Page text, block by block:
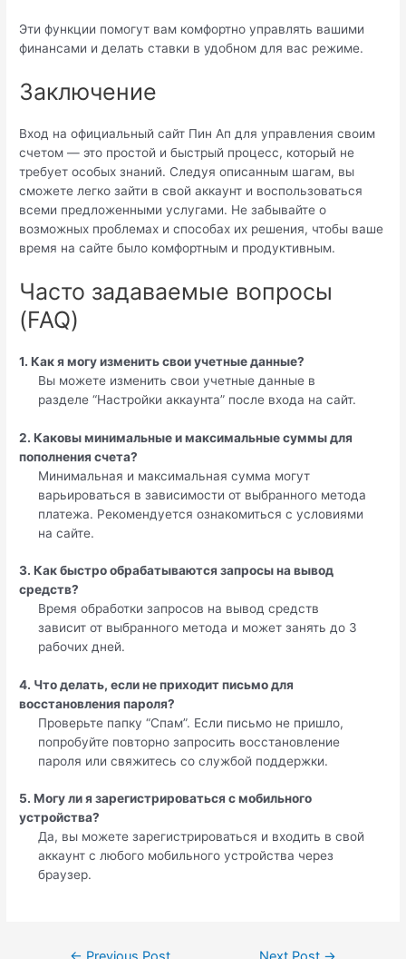
Эти функции помогут вам комфортно управлять вашими
финансами и делать ставки в удобном для вас режиме.
Заключение
Вход на официальный сайт Пин Ап для управления своим
счетом — это простой и быстрый процесс, который не
требует особых знаний. Следуя описанным шагам, вы
сможете легко зайти в свой аккаунт и воспользоваться
всеми предложенными услугами. Не забывайте о
возможных проблемах и способах их решения, чтобы ваше
время на сайте было комфортным и продуктивным.
Часто задаваемые вопросы
(FAQ)
1. Как я могу изменить свои учетные данные?
Вы можете изменить свои учетные данные в
разделе “Настройки аккаунта” после входа на сайт.
2. Каковы минимальные и максимальные суммы для
пополнения счета?
Минимальная и максимальная сумма могут
варьироваться в зависимости от выбранного метода
платежа. Рекомендуется ознакомиться с условиями
на сайте.
3. Как быстро обрабатываются запросы на вывод
средств?
Время обработки запросов на вывод средств
зависит от выбранного метода и может занять до 3
рабочих дней.
4. Что делать, если не приходит письмо для
восстановления пароля?
Проверьте папку “Спам”. Если письмо не пришло,
попробуйте повторно запросить восстановление
пароля или свяжитесь со службой поддержки.
5. Могу ли я зарегистрироваться с мобильного
устройства?
Да, вы можете зарегистрироваться и входить в свой
аккаунт с любого мобильного устройства через
браузер.